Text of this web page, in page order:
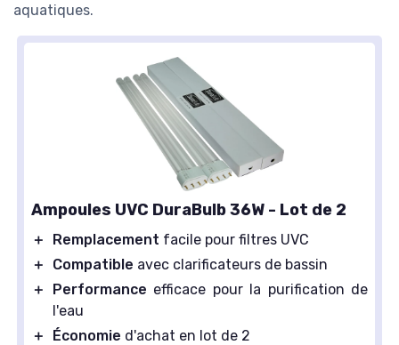
aquatiques.
Ampoules UVC DuraBulb 36W - Lot de 2
＋ Remplacement facile pour filtres UVC
＋
Compatible avec clarificateurs de bassin
＋
Performance efficace pour la purification de
l'eau
＋
Économie d'achat en lot de 2